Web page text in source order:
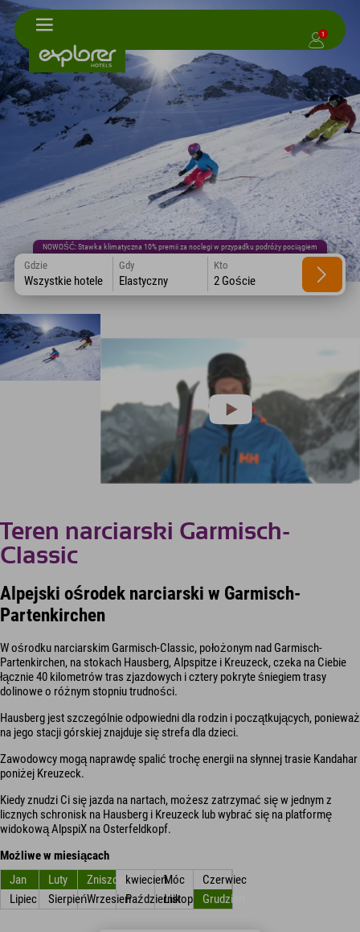
1
NOWOŚĆ: Stawka klimatyczna 10% premii za noclegi w przypadku podróży pociągiem
Gdzie
Wszystkie hotele
Gdy
Elastyczny
Kto
2 Goście
Teren narciarski Garmisch-
Classic
Alpejski ośrodek narciarski w Garmisch-
Partenkirchen
W ośrodku narciarskim Garmisch-Classic, położonym nad Garmisch-
Partenkirchen, na stokach Hausberg, Alpspitze i Kreuzeck, czeka na Ciebie
łącznie 40 kilometrów tras zjazdowych i cztery pokryte śniegiem trasy
dolinowe o różnym stopniu trudności.
Hausberg jest szczególnie odpowiedni dla rodzin i początkujących, ponieważ
na jego stacji górskiej znajduje się strefa dla dzieci.
Zawodowcy mogą naprawdę spalić trochę energii na słynnej trasie Kandahar
poniżej Kreuzeck.
Kiedy znudzi Ci się jazda na nartach, możesz zatrzymać się w jednym z
licznych schronisk na Hausberg i Kreuzeck lub wybrać się na platformę
widokową AlpspiX na Osterfeldkopf.
Możliwe w miesiącach
Jan
Luty ZniszczyćkwiecieńMóc
Czerwiec
Lipiec
SierpieńWrzesieńPaździernikListopadGrudzień